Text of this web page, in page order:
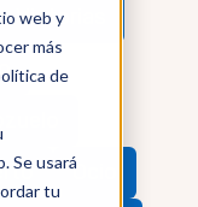
web y
más
de
Se usará
tu
Victorias
Ocio